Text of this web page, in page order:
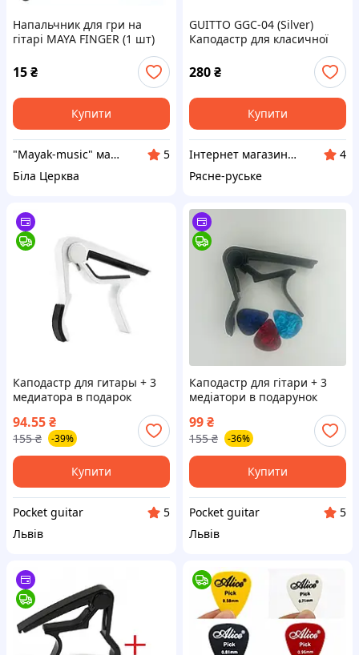
Напальчник для гри на
гітарі MAYA FINGER (1 шт)
15₴
Купити
"Mayak-music" магазин музичних інструментів
5
Біла Церква
GUITTO GGC-04 (Silver)
Каподастр для класичної
280₴
Купити
Інтернет магазин Єнот
4
Рясне-руське
Каподастр для гитары + 3
медиатора в подарок
94.55₴
155 ₴ -39%
Купити
Pocket guitar
5
Львів
Каподастр для гітари + 3
медіатори в подарунок
99₴
155 ₴ -36%
Купити
Pocket guitar
5
Львів